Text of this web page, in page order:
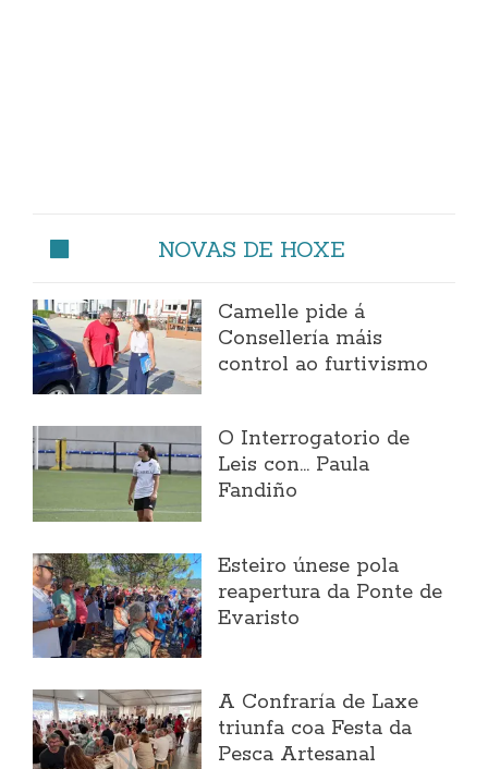
NOVAS DE HOXE
Camelle pide á
Consellería máis
control ao furtivismo
O Interrogatorio de
Leis con... Paula
Fandiño
Esteiro únese pola
reapertura da Ponte de
Evaristo
A Confraría de Laxe
triunfa coa Festa da
Pesca Artesanal